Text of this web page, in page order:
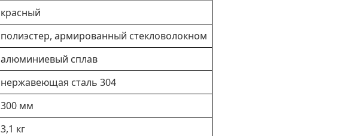
красный
полиэстер, армированный стекловолокном
алюминиевый сплав
нержавеющая сталь 304
300 мм
3,1 кг